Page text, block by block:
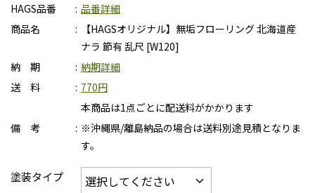
HAGS品番
品番詳細
商品名
【HAGSオリジナル】無垢フローリング 北海道産
ナラ 節有 乱尺 [W120]
納 期
納期詳細
送 料
770円
本商品は1点ごとに配送料がかかります
備 考
※沖縄県/離島納品の場合は送料別途見積となりま
す。
塗装タイプ